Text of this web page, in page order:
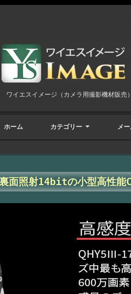
ワイエスイメージ（カメラ用撮影機材販売）
ホーム カテゴリー メ
面照射14bitの小型高性能